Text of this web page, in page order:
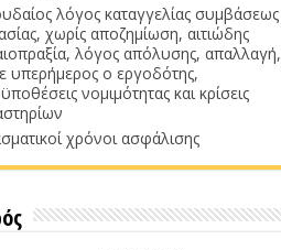
λόγος καταγγελίας συμβάσεως
χωρίς αποζημίωση, αιτιώδης
λόγος απόλυσης, απαλλαγή,
υπερήμερος ο εργοδότης,
νομιμότητας και κρίσεις
χρόνοι ασφάλισης